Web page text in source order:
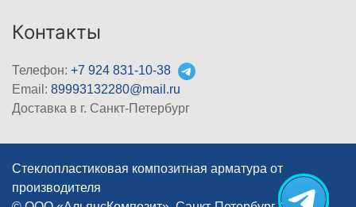
Контакты
Телефон: +7 924 831-10-38
Email: 89993132280@mail.ru
Доставка в г. Санкт-Петербург
Стеклопластиковая композитная арматура от
производителя